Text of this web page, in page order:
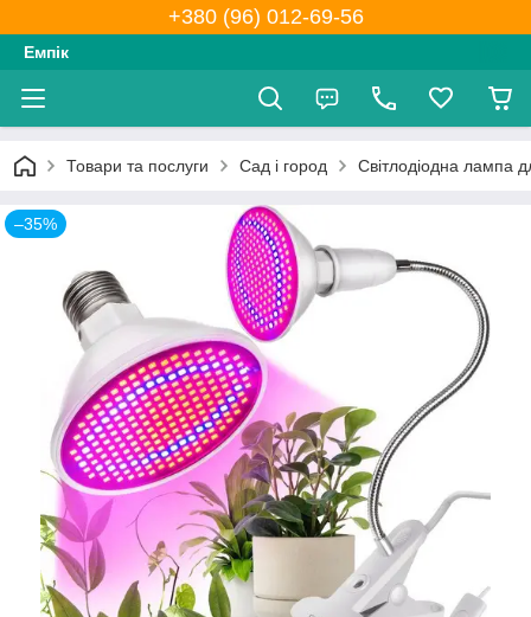
+380 (96) 012-69-56
Емпік
Товари та послуги Сад і город Світлодіодна лампа
–35%